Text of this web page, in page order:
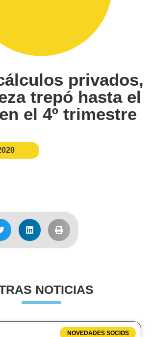
privados,
trepó hasta el
el 4º trimestre
NOTICIAS
NOVEDADES SOCIOS